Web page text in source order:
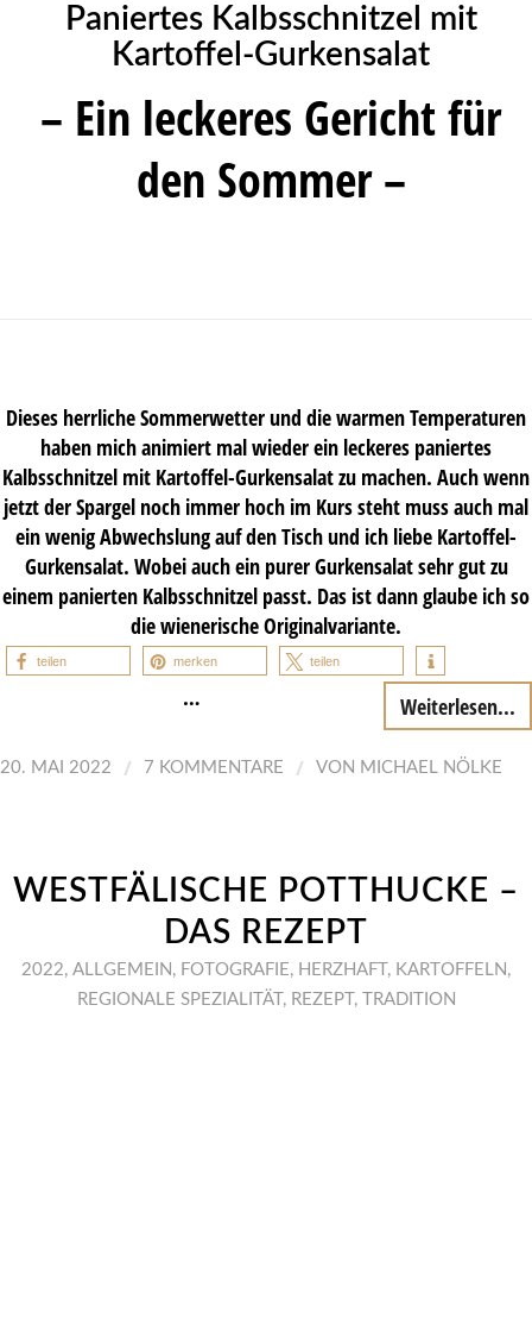
Paniertes Kalbsschnitzel mit
Kartoffel-Gurkensalat
– Ein leckeres Gericht für
den Sommer –
Dieses herrliche Sommerwetter und die warmen Temperaturen
haben mich animiert mal wieder ein leckeres paniertes
Kalbsschnitzel mit Kartoffel-Gurkensalat zu machen. Auch wenn
jetzt der Spargel noch immer hoch im Kurs steht muss auch mal
ein wenig Abwechslung auf den Tisch und ich liebe Kartoffel-
Gurkensalat. Wobei auch ein purer Gurkensalat sehr gut zu
einem panierten Kalbsschnitzel passt. Das ist dann glaube ich so
die wienerische Originalvariante.
teilen merken teilen
… Weiterlesen...
20. MAI 2022 / 7 KOMMENTARE / VON MICHAEL NÖLKE
WESTFÄLISCHE POTTHUCKE –
DAS REZEPT
2022, ALLGEMEIN , FOTOGRAFIE , HERZHAFT , KARTOFFELN ,
REGIONALE SPEZIALITÄT , REZEPT , TRADITION